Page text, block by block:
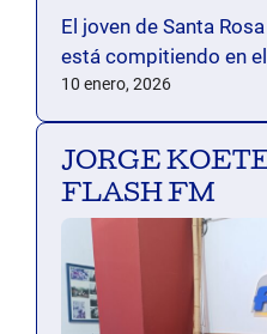
El joven de Santa
está compitiendo en el
10 enero, 2026
JORGE
FLASH FM